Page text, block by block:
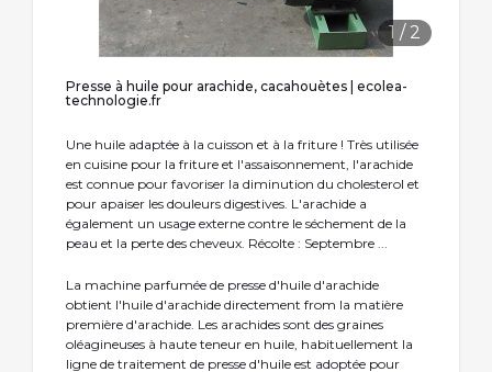
1 / 2
Presse à huile pour arachide, cacahouètes | ecolea-
technologie.fr
Une huile adaptée à la cuisson et à la friture ! Très utilisée
en cuisine pour la friture et l'assaisonnement, l'arachide
est connue pour favoriser la diminution du cholesterol et
pour apaiser les douleurs digestives. L'arachide a
également un usage externe contre le séchement de la
peau et la perte des cheveux. Récolte : Septembre ...
La machine parfumée de presse d'huile d'arachide
obtient l'huile d'arachide directement from la matière
première d'arachide. Les arachides sont des graines
oléagineuses à haute teneur en huile, habituellement la
ligne de traitement de presse d'huile est adoptée pour